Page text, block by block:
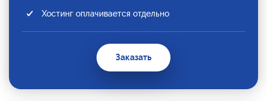
Хостинг оплачивается отдельно
Заказать